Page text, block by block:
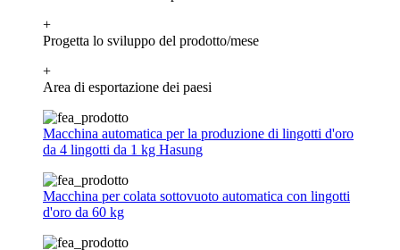
+
Progetta lo sviluppo del prodotto/mese
+
Area di esportazione dei paesi
Macchina automatica per la produzione di lingotti d'oro
da 4 lingotti da 1 kg Hasung
Macchina per colata sottovuoto automatica con lingotti
d'oro da 60 kg